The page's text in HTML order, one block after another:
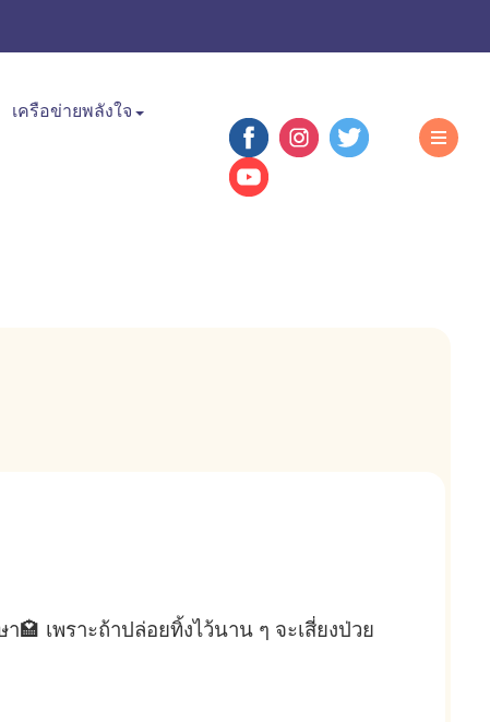
เครือข่ายพลังใจ
เพราะถ้าปล่อยทิ้งไว้นาน ๆ จะเสี่ยงป่วย